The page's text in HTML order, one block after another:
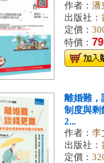
作者： 潘
出版社：
定價：
特價： 79
離婚難，
制度與剩
2...
作者： 李
出版社：
定價：